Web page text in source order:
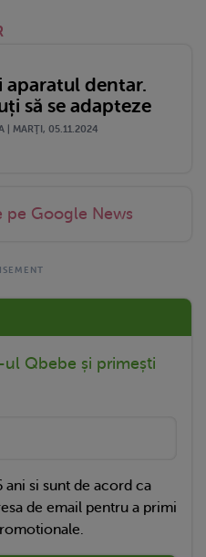
aparatul dentar.
să se adapteze
| MARŢI, 05.11.2024
pe Google News
Qbebe și primești
ani si sunt de acord ca
de email pentru a primi